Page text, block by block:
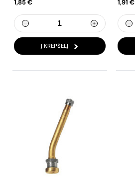
1,85 €
Į KREPŠELĮ
1,91 €